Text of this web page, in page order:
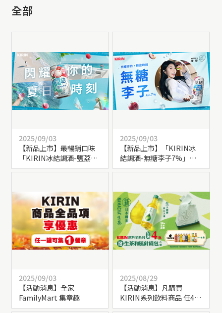
全部
2025/09/03
【新品上市】最暢銷口味
「KIRIN冰結調酒-鹽荔
枝」強勢回歸！
2025/09/03
【新品上市】「KIRIN冰
結調酒-無糖李子7%」新
上市！
2025/09/03
【活動消息】全家
FamilyMart 集章趣
2025/08/29
【活動消息】凡購買
KIRIN系列飲料商品 任4瓶
送【生茶和風針織包】乙